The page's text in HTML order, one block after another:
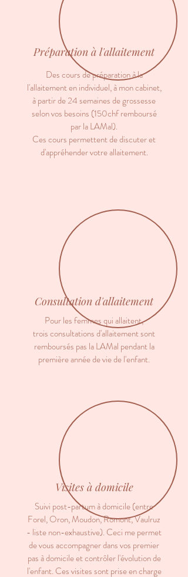
Préparation à l'allaitement
Descours de préparation à la
l'allaitement en individuel, à mon cabinet,
à partir de 24 semaines de grossesse
selon vos besoins (150chf remboursé
par la LAMal).
Ces cours permettent de discuter et
d'appréhender votre allaitement.
Consultation d'allaitement
Pour les femmes qui allaitent,
trois consultations d'allaitement sont
remboursés pas la LAMal pendant la
première année de vie de l'enfant.
Visites à domicile
Suivi post-partum à domicile (entre
Forel, Oron, Moudon, Romont, Vaulruz
- liste non-exhaustive). Ceci me permet
de vous accompagner dans vos premier
pas à domicile et contrôler l'évolution de
l'enfant. Ces visites sont prise en charge